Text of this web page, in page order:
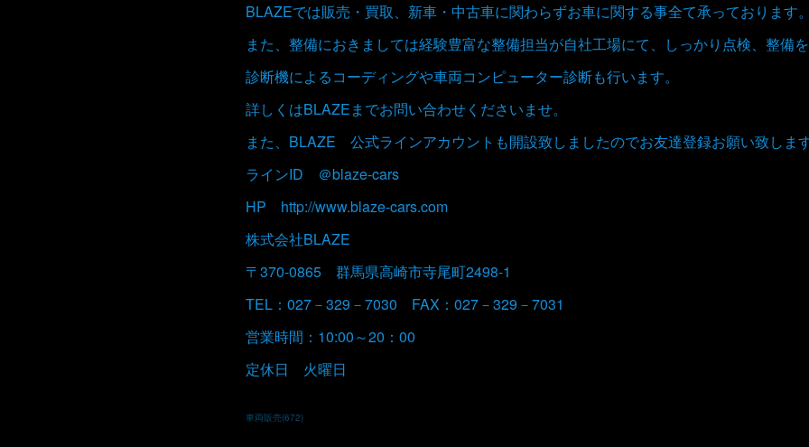
BLAZEでは販売・買取、新車・中古車に関わらずお車に関する事全て承っております
また、整備におきましては経験豊富な整備担当が自社工場にて、しっかり点検、整備
診断機によるコーディングや車両コンピューター診断も行います。
詳しくはBLAZEまでお問い合わせくださいませ。
また、BLAZE 公式ラインアカウントも開設致しましたのでお友達登録お願い致しま
ラインID ＠blaze-cars
HP http://www.blaze-cars.com
株式会社BLAZE
〒370-0865 群馬県高崎市寺尾町2498-1
TEL：027－329－7030 FAX：027－329－7031
営業時間：10:00～20：00
定休日 火曜日
車両販売(672)